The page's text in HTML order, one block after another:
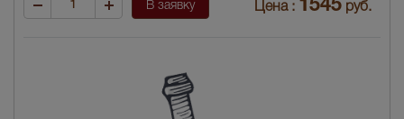
В заявку Цена : 1545 руб.